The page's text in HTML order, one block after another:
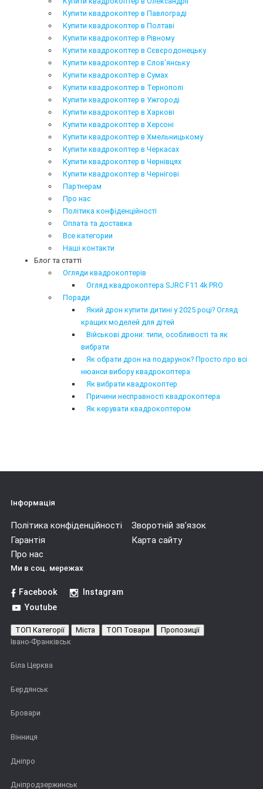
Купити квадрокоптер в Павлограді
Купити квадрокоптер в Полтаві
Купити квадрокоптер в Рівному
Купити квадрокоптер в Сєвєродонецьку
Купити квадрокоптер в Слов'янську
Купити квадрокоптер в Сумах
Купити квадрокоптер в Тернополі
Купити квадрокоптер в Ужгороді
Купити квадрокоптер в Харкові
Купити квадрокоптер в Херсоні
Купити квадрокоптер в Хмельницькому
Купити квадрокоптер в Черкасах
Купити квадрокоптер в Чернівцях
Купити квадрокоптер в Чернігові
Партнерам
Про нас
Політика конфіденційності
Оплата та доставка
Все категории
Наші контакти
Блог та статті
Огляди квадрокоптерів
Огляд квадрокоптера SJRC F11 4k PRO
Поради
Який дрон купити дитині у 2025 році? Огляд
кращих моделей для дітей
Військові дрони: типи, особливості та як
вибрати
Як обрати дрон на подарунок? Просто про всі
нюанси вибору квадрокоптера
Як вибрати квадрокоптер
Причини несправності квадрокоптера
Як керувати квадрокоптером
Інформація
Політика конфіденційності
Зворотній зв'язок
Гарантія
Карта сайту
Про нас
Ми в соц. мережах
Facebook
Instagram
Youtube
ТОП Категорії Міста ТОП Товари
Пропозиції
Івано-Франківськ
Біла Церква
Бердянськ
Бровари
Вінниця
Дніпро
Дніпродзержинськ